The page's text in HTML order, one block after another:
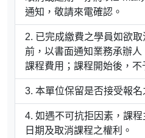
通知，敬請來電確認。
已完成繳費之學員如欲
前，以書面通知業務承辦
課程費用；課程開始後，不
本單位保留是否接受報名
如遇不可抗拒因素，課
日期及取消課程之權利。